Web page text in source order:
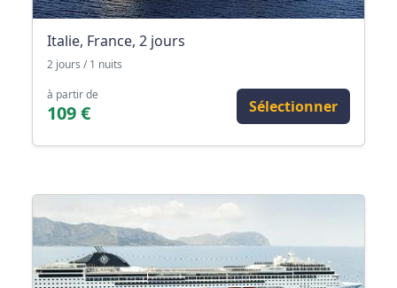
Italie, France, 2 jours
2 jours / 1 nuits
à partir de
109 € Sélectionner